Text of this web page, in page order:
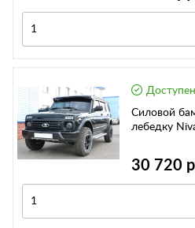
Силовой
лебедку
30 720